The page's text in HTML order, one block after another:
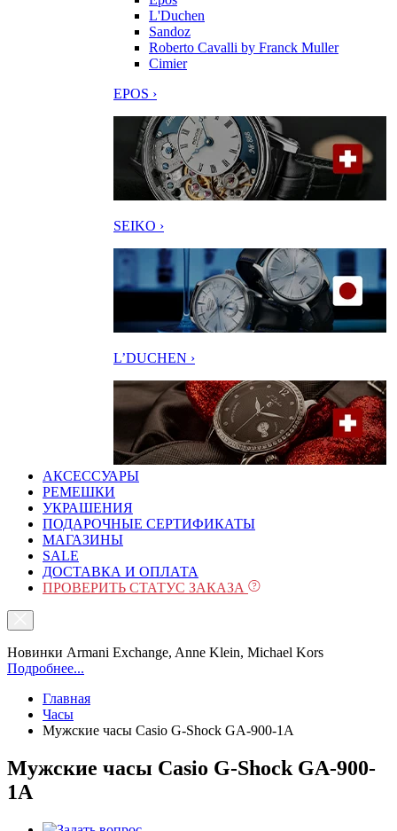
L'Duchen
Sandoz
Roberto Cavalli by Franck Muller
Cimier
EPOS ›
SEIKO ›
L’DUCHEN ›
АКСЕССУАРЫ
РЕМЕШКИ
УКРАШЕНИЯ
ПОДАРОЧНЫЕ СЕРТИФИКАТЫ
МАГАЗИНЫ
SALE
ДОСТАВКА И ОПЛАТА
ПРОВЕРИТЬ СТАТУС ЗАКАЗА
Новинки Armani Exchange, Anne Klein, Michael Kors
Подробнее...
Главная
Часы
Мужские часы Casio G-Shock GA-900-1A
Мужские часы Casio G-Shock GA-900-
1A